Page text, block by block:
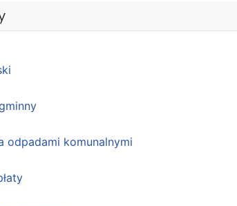
odpadami komunalnymi